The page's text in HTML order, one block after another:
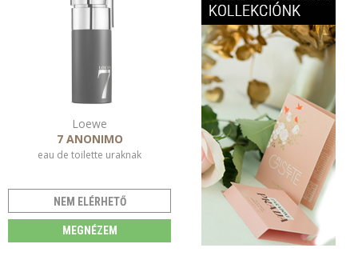
Loewe
7 ANONIMO
eau de toilette uraknak
NEM ELÉRHETŐ
MEGNÉZEM